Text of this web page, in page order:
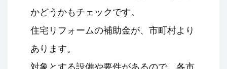
かどうかもチェックです。
住宅リフォームの補助金が、市町村より
あります。
対象とする設備や要件があるので、各市